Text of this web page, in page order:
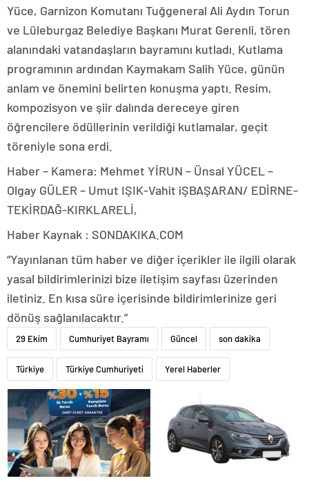
Yüce, Garnizon Komutanı Tuğgeneral Ali Aydın Torun
ve Lüleburgaz Belediye Başkanı Murat Gerenli, tören
alanındaki vatandaşların bayramını kutladı. Kutlama
programının ardından Kaymakam Salih Yüce, günün
anlam ve önemini belirten konuşma yaptı. Resim,
kompozisyon ve şiir dalında dereceye giren
öğrencilere ödüllerinin verildiği kutlamalar, geçit
töreniyle sona erdi.
Haber – Kamera: Mehmet YİRUN – Ünsal YÜCEL –
Olgay GÜLER – Umut IŞIK-Vahit iŞBAŞARAN/ EDİRNE-
TEKİRDAĞ-KIRKLARELİ,
Haber Kaynak : SONDAKIKA.COM
“Yayınlanan tüm haber ve diğer içerikler ile ilgili olarak
yasal bildirimlerinizi bize iletişim sayfası üzerinden
iletiniz. En kısa süre içerisinde bildirimlerinize geri
dönüş sağlanılacaktır.”
29 Ekim Cumhuriyet Bayramı Güncel son dakika
Türkiye Türkiye Cumhuriyeti Yerel Haberler